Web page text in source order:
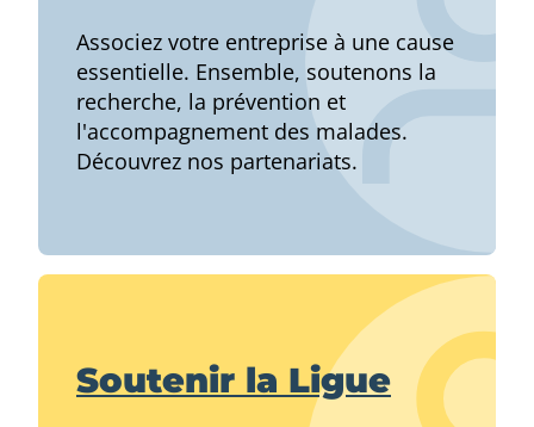
Associez votre entreprise à une cause
essentielle. Ensemble, soutenons la
recherche, la prévention et
l'accompagnement des malades.
Découvrez nos partenariats.
Soutenir la Ligue